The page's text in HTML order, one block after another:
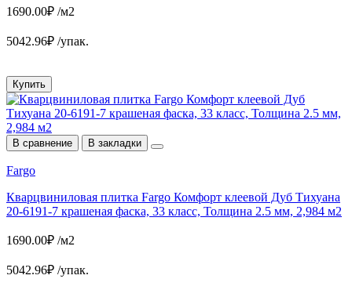
1690.00₽ /м2
5042.96₽ /упак.
Купить
В сравнение В закладки
Fargo
Кварцвиниловая плитка Fargo Комфорт клеевой Дуб Тихуана
20-6191-7 крашеная фаска, 33 класс, Толщина 2.5 мм, 2,984 м2
1690.00₽ /м2
5042.96₽ /упак.